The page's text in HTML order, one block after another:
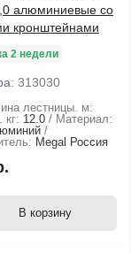
алюминиевые со
кронштейнами
2 недели
313030
лестницы. м:
кг: 12.0
Материал:
Megal Россия
В корзину